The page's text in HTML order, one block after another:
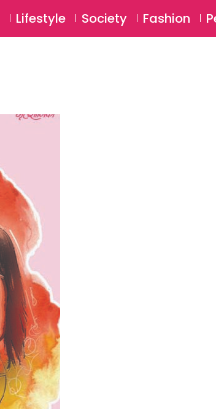
SUBSCRIBE Login
Lifestyle Society Fashion